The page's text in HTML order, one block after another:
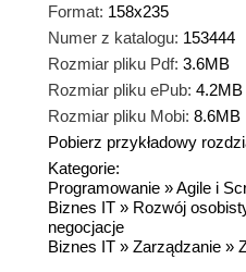
Format: 158x235
Numer z katalogu: 153444
Rozmiar pliku Pdf: 3.6MB
Rozmiar pliku ePub: 4.2MB
Rozmiar pliku Mobi: 8.6MB
Pobierz przykładowy
Kategorie:
Programowanie »Agile i
Biznes IT » Rozwój
negocjacje
Biznes IT » Zarządzanie »